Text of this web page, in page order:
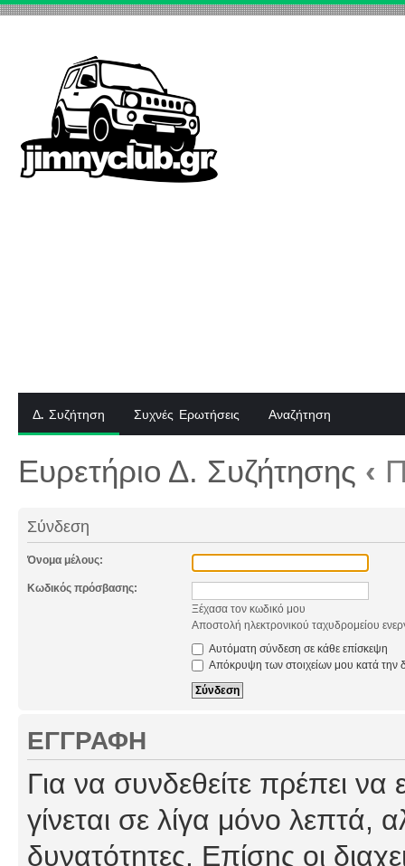
Δ. Συζήτηση Συχνές Ερωτήσεις Αναζήτηση
Ευρετήριο Δ. Συζήτησης ‹
Σύνδεση
Όνομα μέλους:
Κωδικός πρόσβασης:
Ξέχασα τον κωδικό μου
Αποστολή ηλεκτρονικού ταχυδρομείου
Αυτόματη σύνδεση σε κάθε επίσκεψη
Απόκρυψη των στοιχείων μου κατά την
ΕΓΓΡΑΦΉ
Για να συνδεθείτε πρέπει
γίνεται σε λίγα μόνο λεπτά,
δυνατότητες. Επίσης οι